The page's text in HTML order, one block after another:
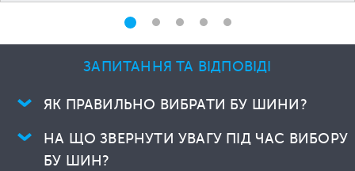
ЗАПИТАННЯ ТА ВІДПОВІДІ
ЯК ПРАВИЛЬНО ВИБРАТИ БУ ШИНИ?
НА ЩО ЗВЕРНУТИ УВАГУ ПІД ЧАС ВИБОРУ
БУ ШИН?